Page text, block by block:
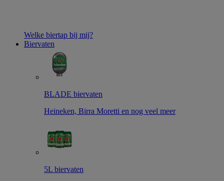
Welke biertap bij mij?
Biervaten
BLADE biervaten
Heineken, Birra Moretti en nog veel meer
5L biervaten